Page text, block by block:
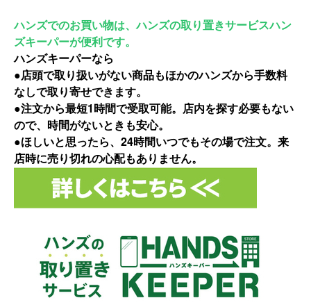
ハンズでのお買い物は、ハンズの取り置きサービスハン
ズキーパーが便利です。
ハンズキーパーなら
●店頭で取り扱いがない商品もほかのハンズから手数料
なしで取り寄せできます。
●注文から最短1時間で受取可能。店内を探す必要もない
ので、時間がないときも安心。
●ほしいと思ったら、24時間いつでもその場で注文。来
店時に売り切れの心配もありません。